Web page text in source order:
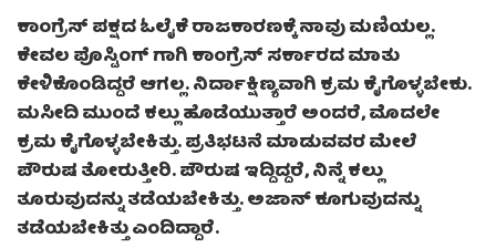
ಕಾಂಗ್ರೆಸ್ ಪಕ್ಷದ ಓಲೈಕೆ ರಾಜಕಾರಣಕ್ಕೆ ನಾವು ಮಣಿಯಲ್ಲ.
ಕೇವಲ ಪೊಸ್ಟಿಂಗ್‌ ಗಾಗಿ ಕಾಂಗ್ರೆಸ್ ಸರ್ಕಾರದ ಮಾತು
ಕೇಳಿಕೊಂಡಿದ್ದರೆ ಆಗಲ್ಲ. ನಿರ್ದಾಕ್ಷಿಣ್ಯವಾಗಿ ಕ್ರಮ ಕೈಗೊಳ್ಳಬೇಕು.
ಮಸೀದಿ ಮುಂದೆ ಕಲ್ಲು ಹೊಡೆಯುತ್ತಾರೆ ಅಂದರೆ, ಮೊದಲೇ
ಕ್ರಮ ಕೈಗೊಳ್ಳಬೇಕಿತ್ತು. ಪ್ರತಿಭಟನೆ ಮಾಡುವವರ ಮೇಲೆ
ಪೌರುಷ ತೋರುತ್ತೀರಿ. ಪೌರುಷ ಇದ್ದಿದ್ದರೆ, ನಿನ್ನೆ ಕಲ್ಲು
ತೂರುವುದನ್ನು ತಡೆಯಬೇಕಿತ್ತು. ಅಜಾನ್ ಕೂಗುವುದನ್ನು
ತಡೆಯಬೇಕಿತ್ತು ಎಂದಿದ್ದಾರೆ.